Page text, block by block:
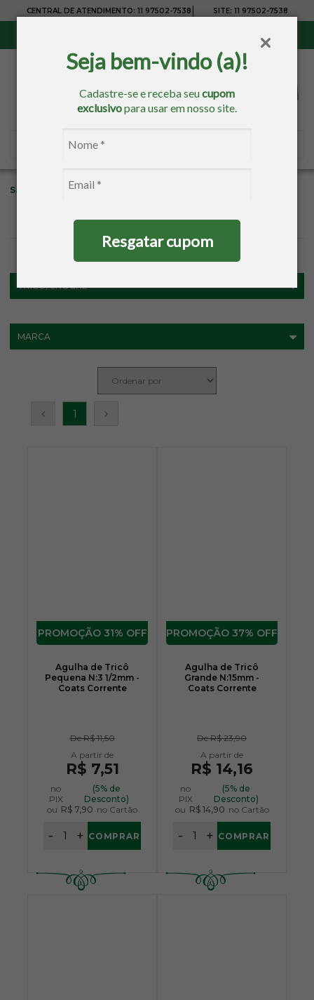
Seja bem-vindo (a)!
Cadastre-se e receba seucupom
exclusivopara usar em nosso site.
Resgatar cupom
CENTRAL DE ATENDIMENTO: 11 97502-7538 SITE: 11 97502-7538
Sacaria Tricô/Crochê
FILTROS
MARCA
TRICÔ/CROCHÊ
1
31% OFF
Agulha de Tricô
Pequena N:3 1/2mm -
Coats Corrente
DeR$ 11,50
R$ 7,51
no
PIX
(5% de
Desconto)
ou R$ 7,90 no Cartão
+
- COMPRAR
37% OFF
Agulha de Tricô
Grande N:15mm -
Coats Corrente
DeR$ 23,90
R$ 14,16
no
PIX
(5% de
Desconto)
ou R$ 14,90 no Cartão
+
- COMPRAR